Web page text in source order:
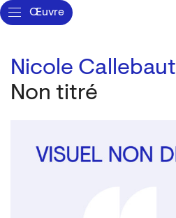
Œuvre
Nicole Callebaut
Non titré